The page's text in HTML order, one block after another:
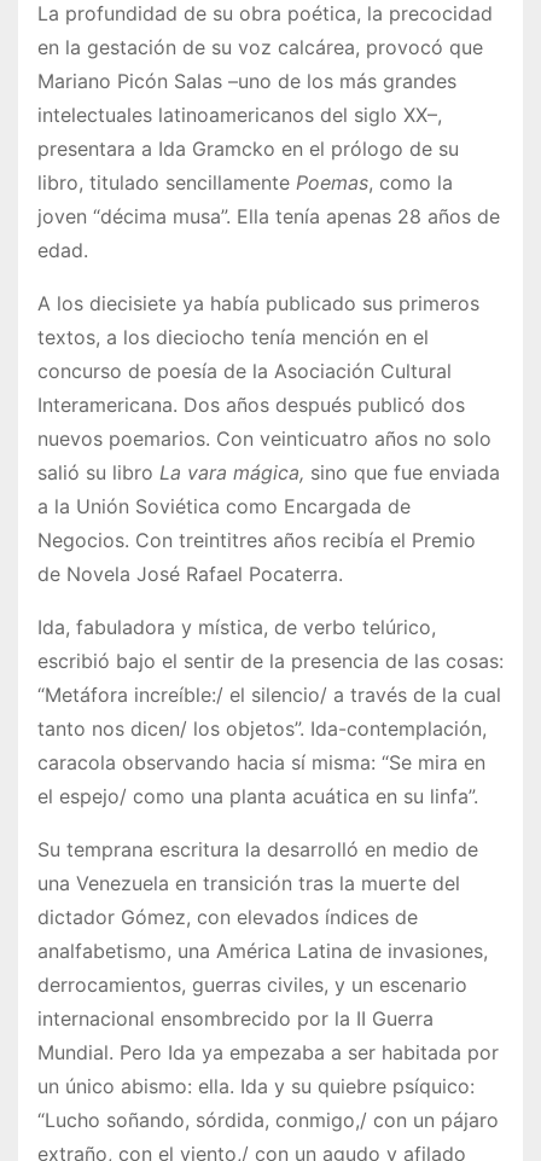
La profundidad de su obra poética, la precocidad
en la gestación de su voz calcárea, provocó que
Mariano Picón Salas –uno de los más grandes
intelectuales latinoamericanos del siglo XX–,
presentara a Ida Gramcko en el prólogo de su
libro, titulado sencillamente Poemas, como la
joven “décima musa”. Ella tenía apenas 28 años de
edad.
A los diecisiete ya había publicado sus primeros
textos, a los dieciocho tenía mención en el
concurso de poesía de la Asociación Cultural
Interamericana. Dos años después publicó dos
nuevos poemarios. Con veinticuatro años no solo
salió su libro La vara mágica, sino que fue enviada
a la Unión Soviética como Encargada de
Negocios. Con treintitres años recibía el Premio
de Novela José Rafael Pocaterra.
Ida, fabuladora y mística, de verbo telúrico,
escribió bajo el sentir de la presencia de las cosas:
“Metáfora increíble:/ el silencio/ a través de la cual
tanto nos dicen/ los objetos”. Ida-contemplación,
caracola observando hacia sí misma: “Se mira en
el espejo/ como una planta acuática en su linfa”.
Su temprana escritura la desarrolló en medio de
una Venezuela en transición tras la muerte del
dictador Gómez, con elevados índices de
analfabetismo, una América Latina de invasiones,
derrocamientos, guerras civiles, y un escenario
internacional ensombrecido por la II Guerra
Mundial. Pero Ida ya empezaba a ser habitada por
un único abismo: ella. Ida y su quiebre psíquico:
“Lucho soñando, sórdida, conmigo,/ con un pájaro
extraño, con el viento,/ con un agudo y afilado